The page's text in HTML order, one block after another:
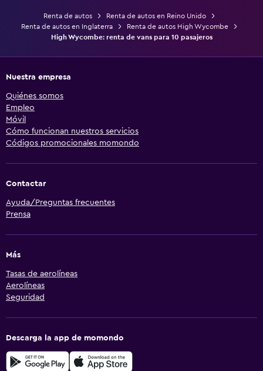
Renta de autos
Renta de autos en Reino Unido
Renta de autos en Inglaterra
Renta de autos High Wycombe
High Wycombe: renta de vans para 10 pasajeros
Nuestra empresa
Quiénes somos
Empleo
Móvil
Cómo funcionan nuestros servicios
Códigos promocionales momondo
Contactar
Ayuda/Preguntas frecuentes
Prensa
Más
Tasas de aerolíneas
Aerolíneas
Seguridad
Descarga la app de momondo